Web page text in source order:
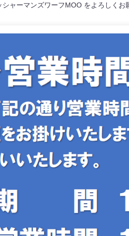
ャーマンズワーフMOO をよろしくお